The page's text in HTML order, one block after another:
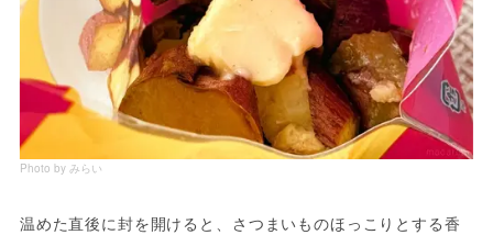
Photo by みらい
温めた直後に封を開けると、さつまいものほっこりとする香